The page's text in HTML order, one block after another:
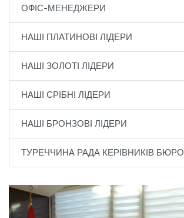
ОФІС-МЕНЕДЖЕРИ
НАШІ ПЛАТИНОВІ ЛІДЕРИ
НАШІ ЗОЛОТІ ЛІДЕРИ
НАШІ СРІБНІ ЛІДЕРИ
НАШІ БРОНЗОВІ ЛІДЕРИ
ТУРЕЧЧИНА РАДА КЕРІВНИКІВ БЮРО